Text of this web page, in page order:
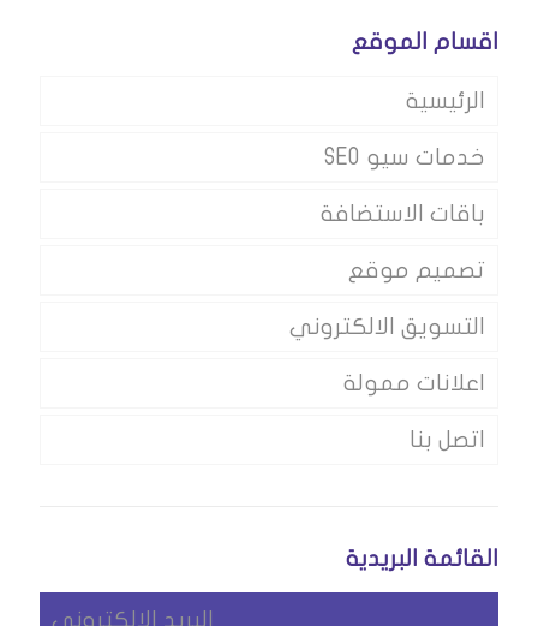
اقسام الموقع
الرئيسية
خدمات سيو SEO
باقات الاستضافة
تصميم موقع
التسويق الالكتروني
اعلانات ممولة
اتصل بنا
القائمة البريدية